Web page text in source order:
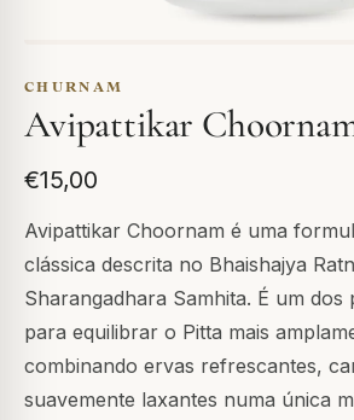
CHURNAM
Avipattikar
€15,00
Avipattikar Choornam é uma
clássica descrita no Bhaishajya
Sharangadhara Samhita. É um dos
para equilibrar o Pitta mais
combinando ervas refrescantes,
suavemente laxantes numa única